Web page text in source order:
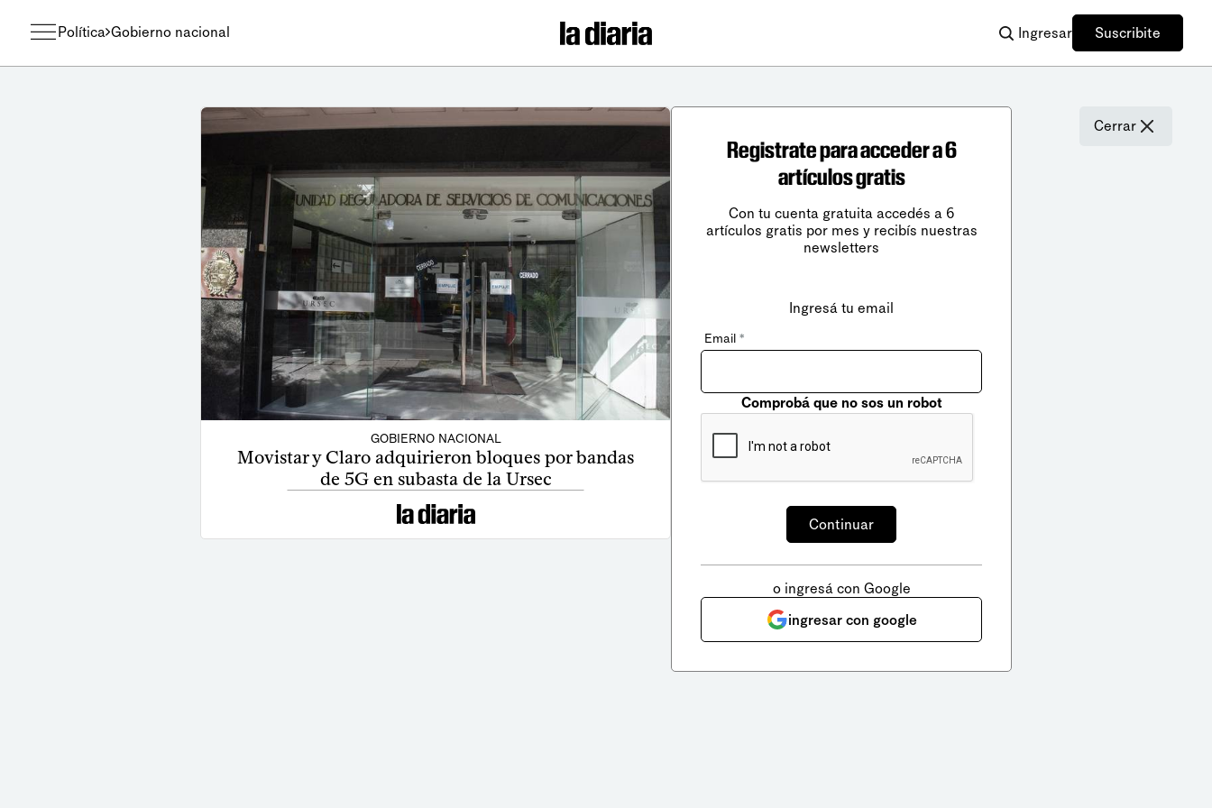
Política Gobierno nacional Ingresar Suscribite
GOBIERNO NACIONAL
Movistar y Claro adquirieron bloques por bandas
de 5G en subasta de la Ursec
Cerrar
Registrate para acceder a 6
artículos gratis
Con tu cuenta gratuita accedés a 6
artículos gratis por mes y recibís nuestras
newsletters
Ingresá tu email
Email *
Comprobá que no sos un robot
o ingresá con Google
ingresar con google